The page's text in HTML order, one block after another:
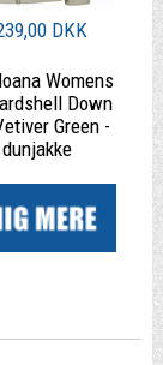
DKK
Womens
Down
Green -